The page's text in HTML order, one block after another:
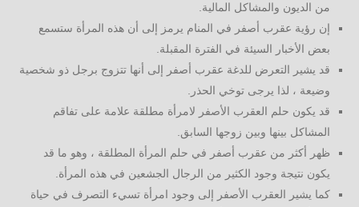
من الديون والمشاكل المالية.
إن رؤية عقرب أصفر في المنام يرمز إلى أن هذه المرأة ستسمع
بعض الأخبار السيئة في الفترة المقبلة.
قد يشير التعرض للدغة عقرب أصفر إلى أنها تتزوج برجل ذو شخصية
وضيعة ، لذا يرجى توخي الحذر.
قد يكون حلم العقرب الأصفر لامرأة مطلقة علامة على تفاقم
المشاكل بينها وبين زوجها السابق.
ظهر أكثر من عقرب أصفر في حلم المرأة المطلقة ، وهو ما قد
يكون نتيجة وجود الكثير من الرجال الجشعين في هذه المرأة.
كما يشير العقرب الأصفر إلى وجود امرأة تسيء التصرف في حياة